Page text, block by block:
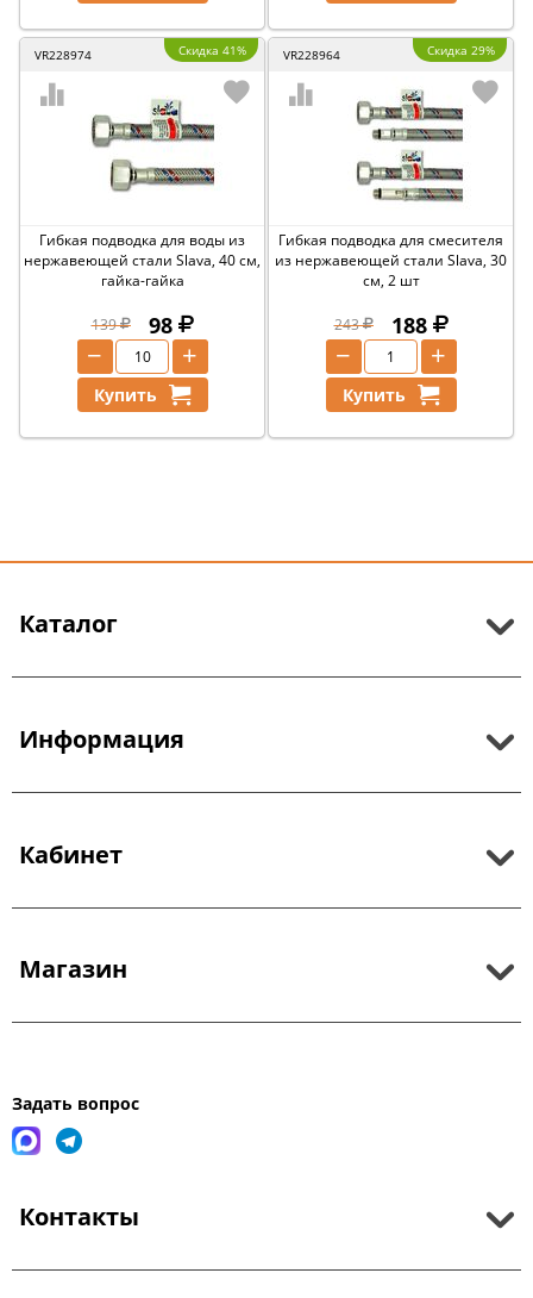
VR228974 Скидка 41%
Гибкая подводка для воды из
нержавеющей стали Slava, 40 см,
гайка-гайка
139 98
+
−
Купить
VR228964 Скидка 29%
Гибкая подводка для смесителя
из нержавеющей стали Slava, 30
см, 2 шт
243 188
+
−
Купить
Каталог
Информация
Кабинет
Магазин
Задать вопрос
Контакты